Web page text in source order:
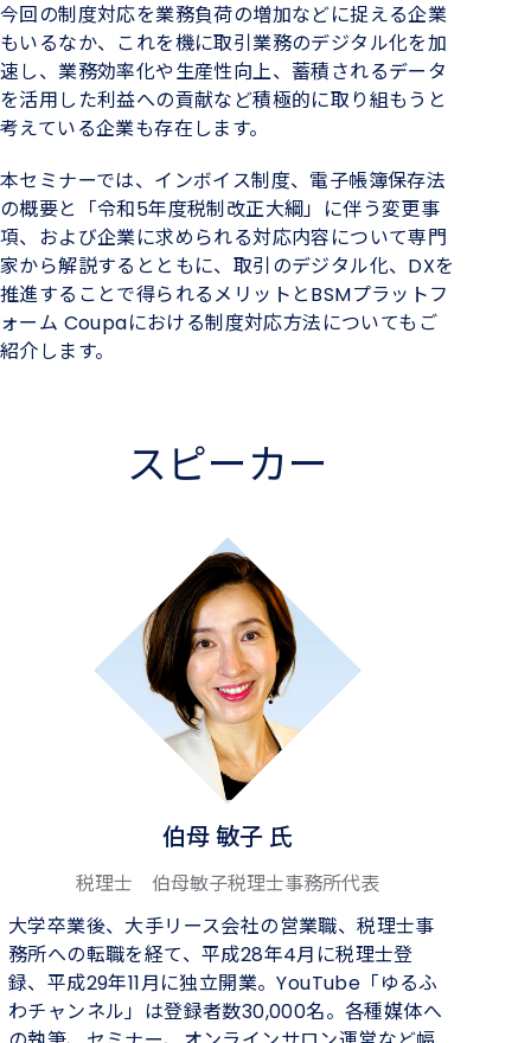
今回の制度対応を業務負荷の増加などに捉える企業
もいるなか、これを機に取引業務のデジタル化を加
速し、業務効率化や生産性向上、蓄積されるデータ
を活用した利益への貢献など積極的に取り組もうと
考えている企業も存在します。
本セミナーでは、インボイス制度、電子帳簿保存法
の概要と「令和5年度税制改正大綱」に伴う変更事
項、および企業に求められる対応内容について専門
家から解説するとともに、取引のデジタル化、DXを
推進することで得られるメリットとBSMプラットフ
ォーム Coupaにおける制度対応方法についてもご
紹介します。
スピーカー
伯母 敏子 氏
税理士 伯母敏子税理士事務所代表
大学卒業後、大手リース会社の営業職、税理士事
務所への転職を経て、平成28年4月に税理士登
録、平成29年11月に独立開業。YouTube「ゆるふ
わチャンネル」は登録者数30,000名。各種媒体へ